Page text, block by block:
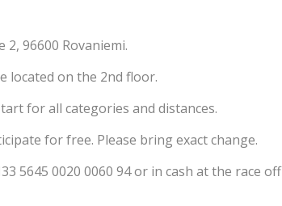
96600 Rovaniemi.
located on the 2nd floor.
for all categories and distances.
for free. Please bring exact change.
5645 0020 0060 94 or in cash at the race